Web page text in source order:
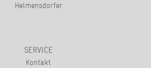
Helmensdorfer
SERVICE
Kontakt